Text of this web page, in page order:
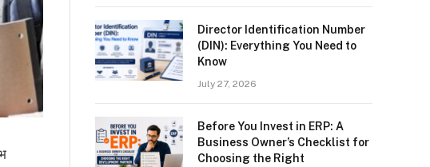
Director Identification Number
(DIN): Everything You Need to
Know
July 27, 2026
Before You Invest in ERP: A
Business Owner’s Checklist for
Choosing the Right